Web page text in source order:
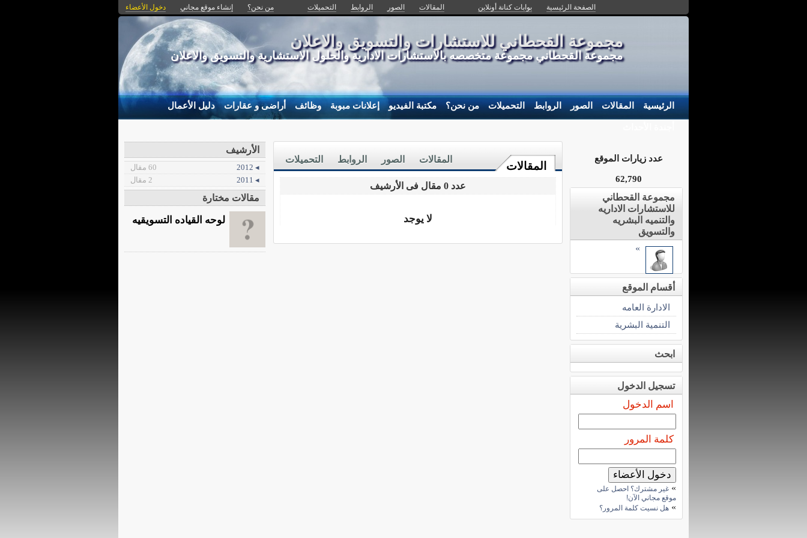
الصفحة الرئيسية بوابات كنانة أونلاين المقالات الصور الروابط التحميلات من نحن؟ إنشاء موقع مجاني دخول الأعضاء
مجموعة القحطاني للاستشارات والتسويق والاعلان
مجموعة القحطاني مجموعة متخصصه بالاستشارات الادارية والحلول الاستشارية والتسويق والاعلان
الرئيسية المقالات الصور الروابط التحميلات من نحن؟ مكتبة الفيديو إعلانات مبوبة وظائف أراضى و عقارات دليل الأعمال
المقالات
التحميلات الروابط الصور المقالات
عدد 0 مقال فى الأرشيف
لا يوجد
عدد زيارات الموقع
62,790
مجموعة القحطاني
للاستشارات الاداريه
والتنميه البشريه
والتسويق
»
أقسام الموقع
الادارة العامه
التنمية البشرية
ابحث
تسجيل الدخول
اسم الدخول
كلمة المرور
» غير مشترك؟ احصل على
موقع مجاني الآن!
» هل نسيت كلمة المرور؟
الأرشيف
◂ 2012
60 مقال
◂ 2011
2 مقال
مقالات مختارة
لوحه القياده التسويقيه